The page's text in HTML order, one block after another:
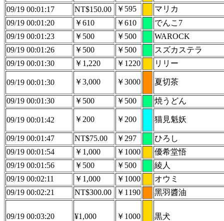
09/19 00:01:17
NT$150.00 ￥595
マリカ
09/19 00:01:20
￥610 ￥610
でんこ7
09/19 00:01:23
￥500 ￥500
WAROCK
09/19 00:01:26
￥500 ￥500
スズカステラ
09/19 00:01:30
￥1,220 ￥1220 リリー
09/19 00:01:30 ￥3,000 ￥3000 夏切茶
09/19 00:01:30 ￥500 ￥500 焼うどん
09/19 00:01:42 ￥200 ￥200 猫見魁妖
09/19 00:01:47 NT$75.00 ￥297
ひろし
09/19 00:01:54
￥1,000 ￥1000
優希堂悟
09/19 00:01:56
￥500 ￥500
綾人
09/19 00:02:11
￥1,000 ￥1000
オウミ
09/19 00:02:21
NT$300.00 ￥1190 黑羽醬油
09/19 00:03:20 ¥1,000 ￥1000 黒犬